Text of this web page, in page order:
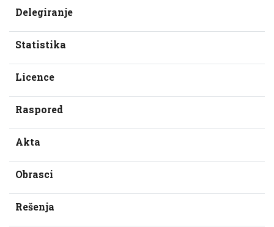
Delegiranje
Statistika
Licence
Raspored
Akta
Obrasci
Rešenja